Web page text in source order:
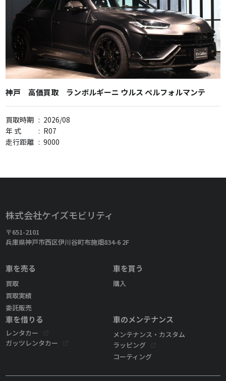
神戸 高価買取 ランボルギーニ ウルス ペルフォルマンテ
買取時期 : 2026/08
年 式
: R07
走行距離 : 9000
株式会社ケイズモビリティ
〒651-2101
兵庫県神戸市西区伊川谷町布施畑834-6 2F
車を売る
買取
買取実績
委託販売
車を買う
購入
車を借りる
レンタカー
ガッツレンタカー
車のメンテナンス
メンテナンス・カスタム
ラッピング
コーティング